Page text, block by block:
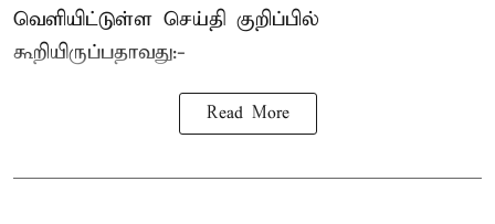
வெளியிட்டுள்ள செய்தி குறிப்பில்
கூறியிருப்பதாவது:-
Read More